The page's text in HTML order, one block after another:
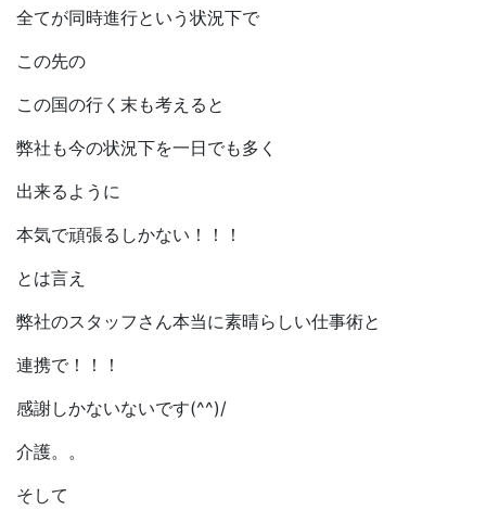
全てが同時進行という状況下で
この先の
この国の行く末も考えると
弊社も今の状況下を一日でも多く
出来るように
本気で頑張るしかない！！！
とは言え
弊社のスタッフさん本当に素晴らしい仕事術と
連携で！！！
感謝しかないないです(^^)/
介護。。
そして